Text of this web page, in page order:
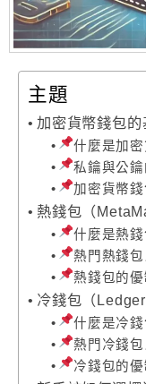
主題
加密貨幣錢包的
什麼是加密
私鑰與公
加密貨幣
熱錢包（
什麼是熱錢
熱門熱錢包
熱錢包的優
冷錢包（
什麼是冷錢
熱門冷錢包
冷錢包的